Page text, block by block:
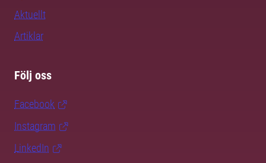
Aktuellt
Artiklar
Följ oss
Facebook
Instagram
LinkedIn